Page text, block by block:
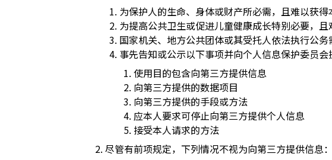
为保护人的生命、身体或财产所必需，且难以获
为提高公共卫生或促进儿童健康成长特别必要，
国家机关、地方公共团体或其受托人依法执行公
事先告知或公示以下事项并向个人信息保护委员会
使用目的包含向第三方提供信息
向第三方提供的数据项目
向第三方提供的手段或方法
应本人要求可停止向第三方提供个人信息
接受本人请求的方法
尽管有前项规定，下列情况不视为向第三方提供信息：